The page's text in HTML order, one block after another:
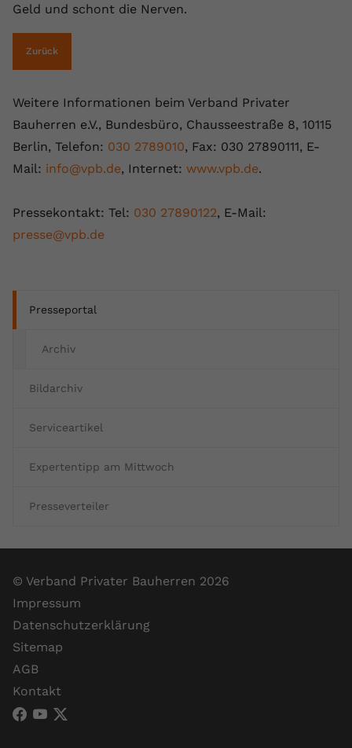
Presseportal
Archiv
Bildarchiv
Serviceartikel
Expertentipp am Mittwoch
Presseverteiler
Geld und schont die Nerven.
Zurück
Weitere Informationen beim Verband Privater
Bauherren e.V., Bundesbüro, Chausseestraße 8, 10115
Berlin, Telefon: 030 2789010, Fax: 030 27890111, E-
Mail: info@vpb.de, Internet: www.vpb.de.
Pressekontakt: Tel: 030 27890122, E-Mail:
presse@vpb.de
© Verband Privater Bauherren 2026
Impressum
Datenschutzerklärung
Sitemap
AGB
Kontakt
VPB Verband Privater Bauherren (Facebook)
VPB Verband Privater Bauherren (YouTube)
VPB Verband Privater Bauherren (X)